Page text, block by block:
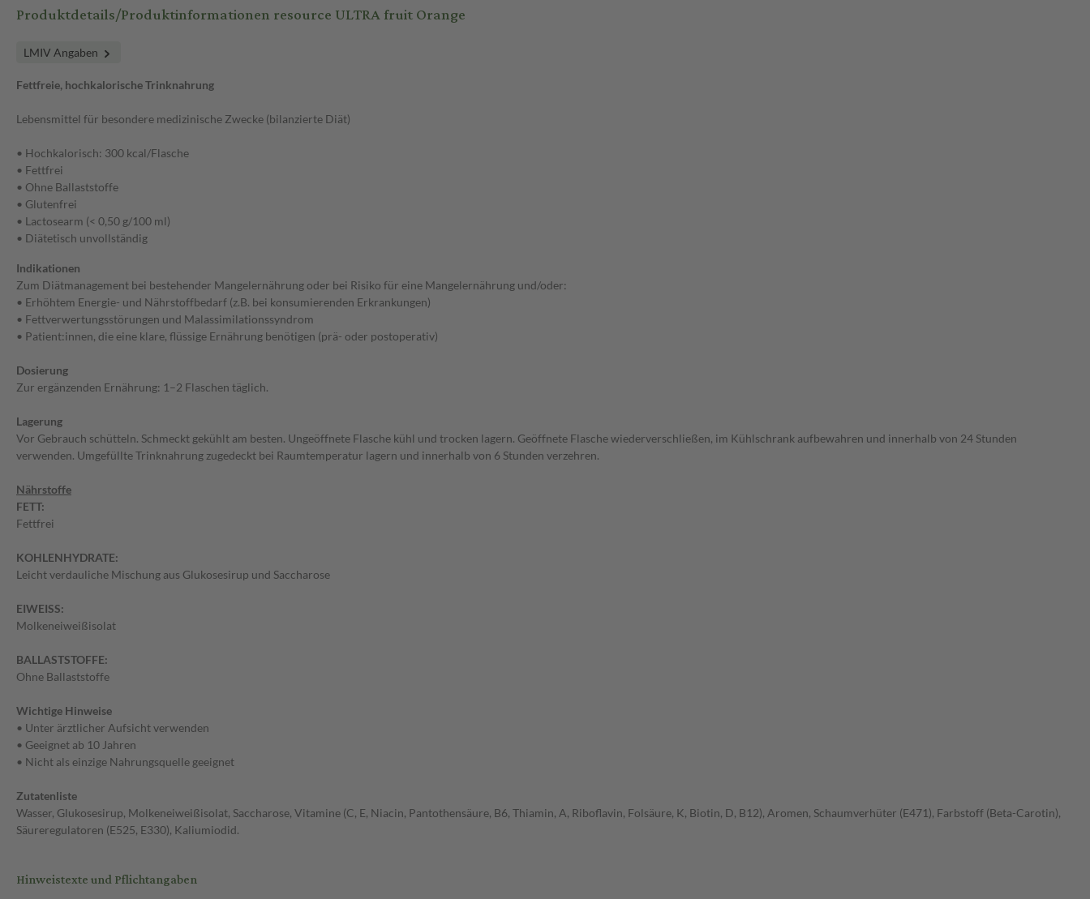
Produktdetails/Produktinformationen resource ULTRA fruit Orange
LMIV Angaben
Fettfreie, hochkalorische Trinknahrung
Lebensmittel für besondere medizinische Zwecke (bilanzierte Diät)
• Hochkalorisch: 300 kcal/Flasche
• Fettfrei
• Ohne Ballaststoffe
• Glutenfrei
• Lactosearm (< 0,50 g/100 ml)
• Diätetisch unvollständig
Indikationen
Zum Diätmanagement bei bestehender Mangelernährung oder bei Risiko für eine Mangelernährung und/oder:
• Erhöhtem Energie- und Nährstoffbedarf (z.B. bei konsumierenden Erkrankungen)
• Fettverwertungsstörungen und Malassimilationssyndrom
• Patient:innen, die eine klare, flüssige Ernährung benötigen (prä- oder postoperativ)
Dosierung
Zur ergänzenden Ernährung: 1–2 Flaschen täglich.
Lagerung
Vor Gebrauch schütteln. Schmeckt gekühlt am besten. Ungeöffnete Flasche kühl und trocken lagern. Geöffnete Flasche wiederverschließen, im Kühlschrank aufbewahren und innerhalb von 24 Stunden
verwenden. Umgefüllte Trinknahrung zugedeckt bei Raumtemperatur lagern und innerhalb von 6 Stunden verzehren.
Nährstoffe
FETT:
Fettfrei
KOHLENHYDRATE:
Leicht verdauliche Mischung aus Glukosesirup und Saccharose
EIWEISS:
Molkeneiweißisolat
BALLASTSTOFFE:
Ohne Ballaststoffe
Wichtige Hinweise
• Unter ärztlicher Aufsicht verwenden
• Geeignet ab 10 Jahren
• Nicht als einzige Nahrungsquelle geeignet
Zutatenliste
Wasser, Glukosesirup, Molkeneiweißisolat, Saccharose, Vitamine (C, E, Niacin, Pantothensäure, B6, Thiamin, A, Riboflavin, Folsäure, K, Biotin, D, B12), Aromen, Schaumverhüter (E471), Farbstoff (Beta-Carotin),
Säureregulatoren (E525, E330), Kaliumiodid.
Hinweistexte und Pflichtangaben